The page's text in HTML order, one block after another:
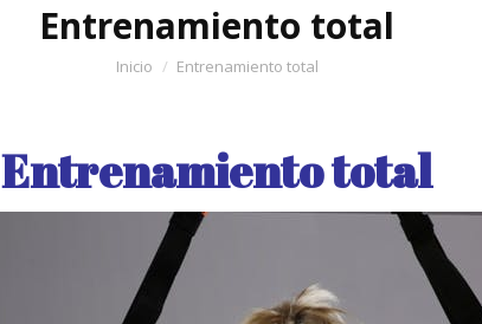
Entrenamiento total
Estás aquí:
Inicio Entrenamiento total
Entrenamiento total